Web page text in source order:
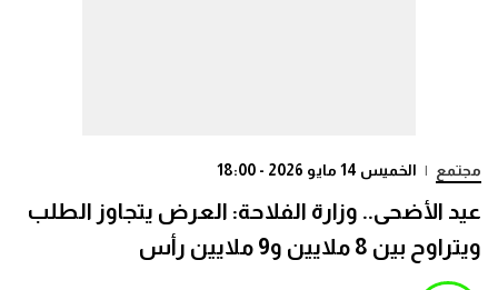
مجتمع | الخميس 14 مايو 2026 - 18:00
عيد الأضحى.. وزارة الفلاحة: العرض يتجاوز الطلب
ويتراوح بين 8 ملايين و9 ملايين رأس